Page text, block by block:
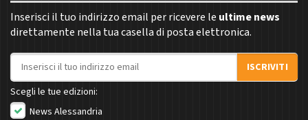
Inserisci il tuo indirizzo email per ricevere le ultime news
direttamente nella tua casella di posta elettronica.
Indirizzo email
ISCRIVITI
Scegli le tue edizioni:
News Alessandria